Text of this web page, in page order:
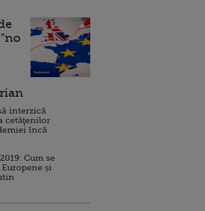
interzică
cetăţenilor
încă
Cum se
și